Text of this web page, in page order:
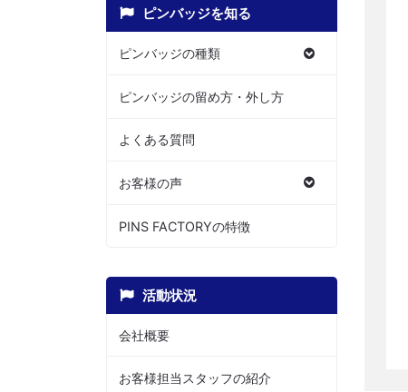
ピンバッジを知る
ピンバッジの種類
ピンバッジの留め方・外し方
よくある質問
お客様の声
PINS FACTORYの特徴
活動状況
会社概要
お客様担当スタッフの紹介